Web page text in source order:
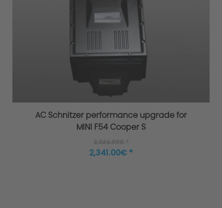
AC Schnitzer performance upgrade for
MINI F54 Cooper S
2,341.00€ *